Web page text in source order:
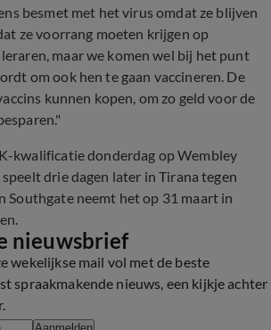
besmet met het virus omdat ze blijven
ze voorrang moeten krijgen op
maar we komen wel bij het punt
om ook hen te gaan vaccineren. De
kunnen kopen, om zo geld voor de
kwalificatie donderdag op Wembley
drie dagen later in Tirana tegen
Southgate neemt het op 31 maart in
nieuwsbrief
wekelijkse mail vol met de beste
spraakmakende nieuws, een kijkje achter